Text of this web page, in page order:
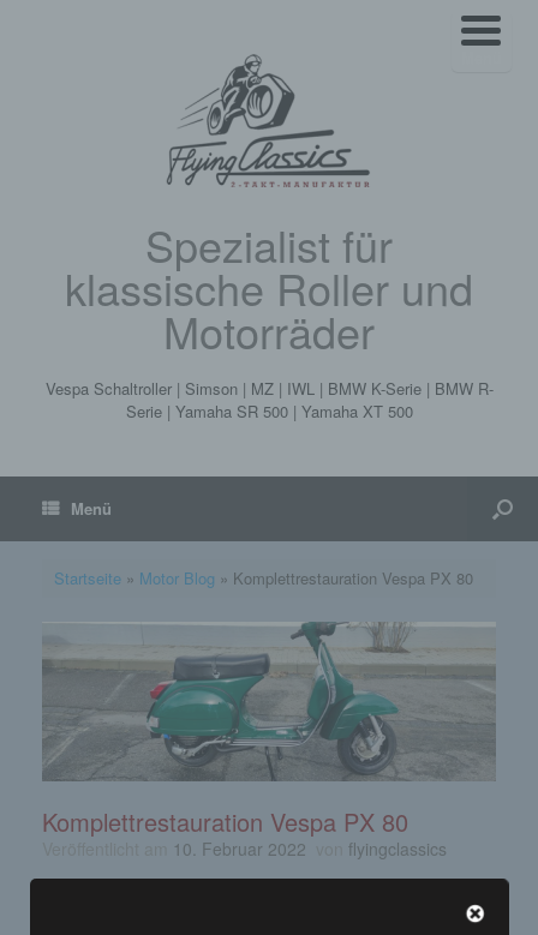
Spezialist für
klassische Roller und
Motorräder
Vespa Schaltroller | Simson | MZ | IWL | BMW K-Serie | BMW R-
Serie | Yamaha SR 500 | Yamaha XT 500
Menü
Startseite» Motor Blog » Komplettrestauration Vespa PX 80
Komplettrestauration Vespa PX 80
10. Februar 2022 flyingclassics